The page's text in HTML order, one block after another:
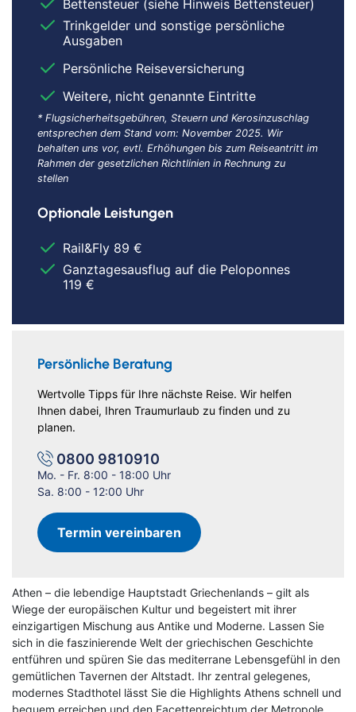
Athen – die lebendige Hauptstadt Griechenlands – gilt als
Wiege der europäischen Kultur und begeistert mit ihrer
einzigartigen Mischung aus Antike und Moderne. Lassen Sie
sich in die faszinierende Welt der griechischen Geschichte
entführen und spüren Sie das mediterrane Lebensgefühl in den
gemütlichen Tavernen der Altstadt. Ihr zentral gelegenes,
modernes Stadthotel lässt Sie die Highlights Athens schnell und
bequem erreichen und den Facettenreichtum der Metropole
Bettensteuer (siehe Hinweis Bettensteuer)
Trinkgelder und sonstige persönliche
Ausgaben
Persönliche Reiseversicherung
Weitere, nicht genannte Eintritte
* Flugsicherheitsgebühren, Steuern und Kerosinzuschlag
entsprechen dem Stand vom: November 2025. Wir
behalten uns vor, evtl. Erhöhungen bis zum Reiseantritt im
Rahmen der gesetzlichen Richtlinien in Rechnung zu
stellen
Optionale Leistungen
Rail&Fly 89 €
Ganztagesausflug auf die Peloponnes
119 €
Persönliche Beratung
Wertvolle Tipps für Ihre nächste Reise. Wir helfen
Ihnen dabei, Ihren Traumurlaub zu finden und zu
planen.
0800 9810910
Mo. - Fr. 8:00 - 18:00 Uhr
Sa. 8:00 - 12:00 Uhr
Termin vereinbaren